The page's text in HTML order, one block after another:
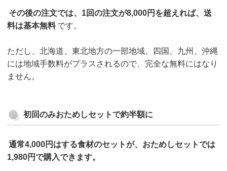
その後の注文では、1回の注文が8,000円を超えれば、送
料は基本無料 です。
ただし、北海道、東北地方の一部地域、四国、九州、沖縄
には地域手数料がプラスされるので、完全な無料にはなり
ません。
初回のみおためしセットで約半額に
通常4,000円はする食材のセットが、おためしセットでは
1,980円で購入できます。